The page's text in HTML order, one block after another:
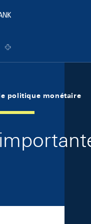
politique monétaire